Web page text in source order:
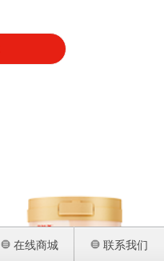
在线商城 联系我们